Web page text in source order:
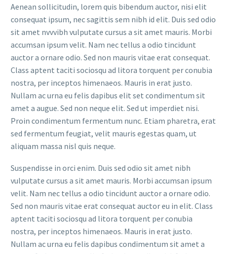
Aenean sollicitudin, lorem quis bibendum auctor, nisi elit
consequat ipsum, nec sagittis sem nibh id elit. Duis sed odio
sit amet nvvvibh vulputate cursus a sit amet mauris. Morbi
accumsan ipsum velit. Nam nec tellus a odio tincidunt
auctor a ornare odio. Sed non mauris vitae erat consequat.
Class aptent taciti sociosqu ad litora torquent per conubia
nostra, per inceptos himenaeos. Mauris in erat justo.
Nullam ac urna eu felis dapibus elit set condimentum sit
amet a augue. Sed non neque elit. Sed ut imperdiet nisi.
Proin condimentum fermentum nunc. Etiam pharetra, erat
sed fermentum feugiat, velit mauris egestas quam, ut
aliquam massa nisl quis neque.
Suspendisse in orci enim. Duis sed odio sit amet nibh
vulputate cursus a sit amet mauris. Morbi accumsan ipsum
velit. Nam nec tellus a odio tincidunt auctor a ornare odio.
Sed non mauris vitae erat consequat auctor eu in elit. Class
aptent taciti sociosqu ad litora torquent per conubia
nostra, per inceptos himenaeos. Mauris in erat justo.
Nullam ac urna eu felis dapibus condimentum sit amet a